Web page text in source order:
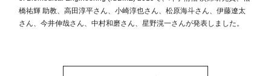
橋祐輝 助教、高田淳平さん、小崎淳也さん、松原海斗さん、伊藤遼太
さん、今井伸哉さん、中村和磨さん、星野滉一さんが発表しました。